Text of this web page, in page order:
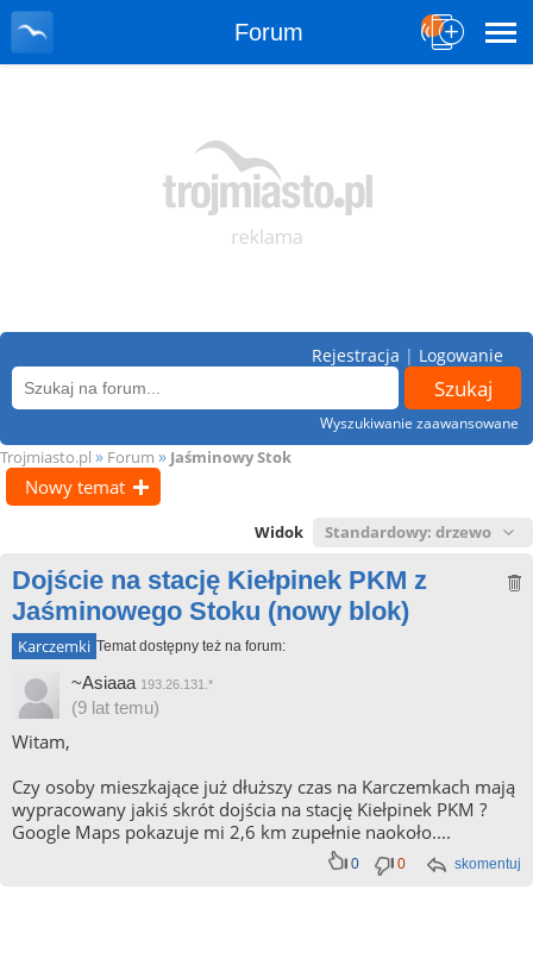
Forum
Wyszukiwanie zaawansowane
Rejestracja | Logowanie
Trojmiasto.pl » Forum » Jaśminowy Stok
Nowy temat
Widok
Dojście na stację Kiełpinek PKM z
Jaśminowego Stoku (nowy blok)
Karczemki Temat dostępny też na forum:
~Asiaaa 193.26.131.*
(9 lat temu)
Witam,
Czy osoby mieszkające już dłuższy czas na Karczemkach mają
wypracowany jakiś skrót dojścia na stację Kiełpinek PKM ?
Google Maps pokazuje mi 2,6 km zupełnie naokoło....
skomentuj
0 0